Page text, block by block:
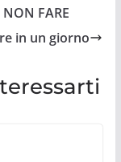
NON FARE
in un giorno